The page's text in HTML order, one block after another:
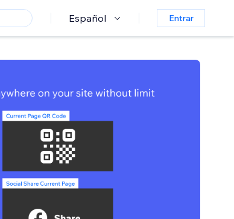
Español Entrar